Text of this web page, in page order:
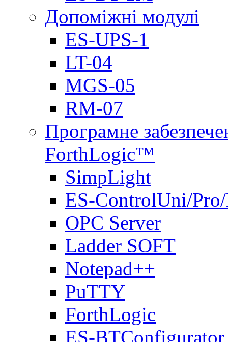
Допоміжні модулі
ES-UPS-1
LT-04
МGS-05
RM-07
Програмне
ForthLogic™
SimpLight
ES-ControlUni/
OPC Server
Ladder SOFT
Notepad++
PuTTY
ForthLogic
ES-BTConfigurator